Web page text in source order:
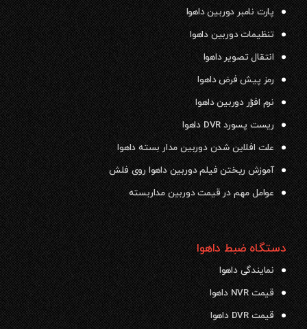
پارت نامبر دوربین داهوا
تنظیمات دوربین داهوا
انتقال تصویر داهوا
رمز پیش فرض داهوا
نرم افزار دوربین داهوا
ریست پسورد DVR داهوا
علت افلاین شدن دوربین مدار بسته داهوا
آموزش ریختن فیلم دوربین داهوا روی فلش
عوامل مهم در قیمت دوربین مداربسته
دستگاه ضبط داهوا
نمایندگی داهوا
قیمت NVR داهوا
قیمت DVR داهوا